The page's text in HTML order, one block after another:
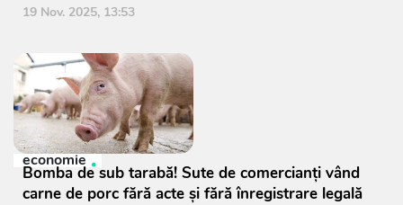
19 Nov. 2025, 13:53
economie
Bomba de sub tarabă! Sute de comercianți vând
carne de porc fără acte și fără înregistrare legală